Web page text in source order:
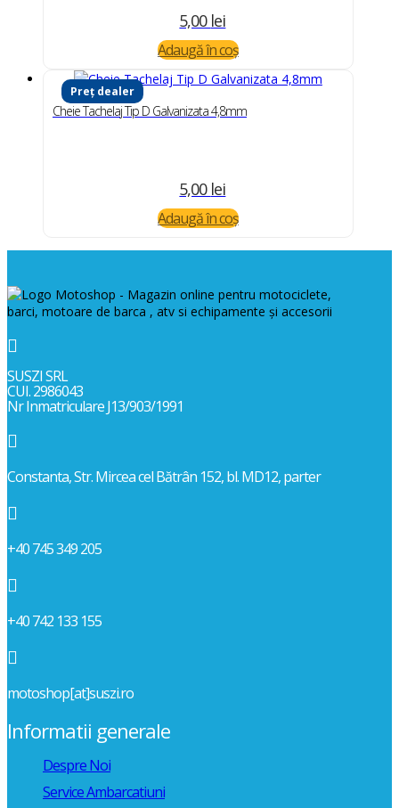
5,00 lei
Adaugă în coș
Preț dealer
Cheie Tachelaj Tip D Galvanizata 4,8mm
5,00 lei
Adaugă în coș

SUSZI SRL
CUI. 2986043
Nr Inmatriculare J13/903/1991

Constanta, Str. Mircea cel Bătrân 152, bl. MD12, parter

+40 745 349 205

+40 742 133 155

motoshop[at]suszi.ro
Informatii generale
Despre Noi
Service Ambarcatiuni